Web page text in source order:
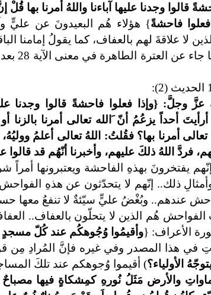
قالوا وجدنا عليها آباءنا واللهُ أمرنا بها
فعلوا فاحشةً} هؤلاء هُم البعيدونَ عن عليٍّ
لا علاقةَ لهم بالعفاف، كما يقولُ إمامنا
عزَّ وجلَّ: {وإذا فعلوا فاحشةً قالوا وجدنا
أحداً يزعُمُ أنّ َالله تعالى أمرنا
أمرنا بها؟ فقُلتُ: اللهُ تعالى أعلمُ ووليُهُ،
بهم، فردَّ اللهُ ذلكَ عليهم، وأخبرنا أنّهُم قد
يفتخرونَ بهذهِ الفاحشة ويعتبرونها
وأمثالِ ذلك.. إنّهم لا يتحدّثون عن هذهِ
عندهم.. وبُغْضُ عليٍّ سيّئةٌ لا تنفعُ معها
هُم الذين لا يتحلّون بالعفاف..
وأقيمُوا وُجُوهكُم عند كُلّ مسجدٍ
في هذا المصدر وفي غيره فإنَّ المُرادِ مِن
الأولياء؟) أقيموا وُجوهكم عند تلكَ
والأرض مَثَلُ نُورهِ كمِشكاةٍ فيها